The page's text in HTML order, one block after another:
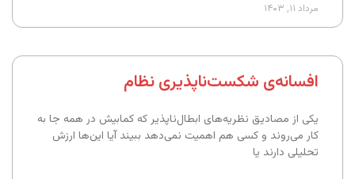
مرداد ۱۱, ۱۴۰۳
افسانه‌ی شکست‌ناپذیری نظام
یکی از مصادیق نظریه‌های ابطال‌ناپذیر که کمابیش در همه جا به
کار می‌روند و کسی هم اهمیت نمی‌دهد ببیند آیا این‌ها ارزش
تحلیلی دارند یا